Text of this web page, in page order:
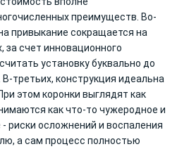
преимуществ. Во-
привыкание сокращается на
счет инновационного
установку буквально до
третьих, конструкция идеальна
этом коронки выглядят как
как что-то чужеродное и
риски осложнений и воспаления
а сам процесс полностью